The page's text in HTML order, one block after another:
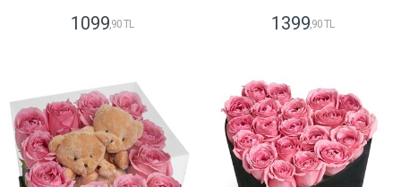
1099 ,90 TL 1399 ,90 TL